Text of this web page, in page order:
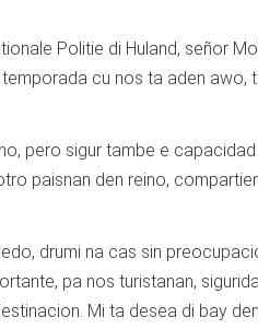
Politie di Huland, señor
cu nos ta aden awo,
pero sigur tambe e
paisnan den reino,
drumi na cas sin
pa nos turistanan,
Mi ta desea di bay